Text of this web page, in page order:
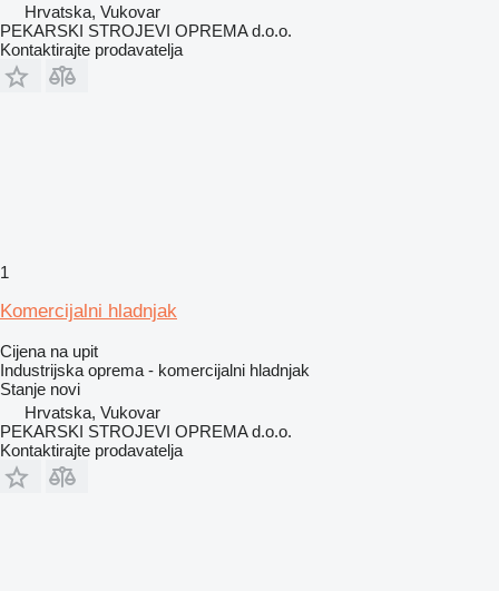
Hrvatska, Vukovar
PEKARSKI STROJEVI OPREMA d.o.o.
Kontaktirajte prodavatelja
1
Komercijalni hladnjak
Cijena na upit
Industrijska oprema - komercijalni hladnjak
Stanje novi
Hrvatska, Vukovar
PEKARSKI STROJEVI OPREMA d.o.o.
Kontaktirajte prodavatelja